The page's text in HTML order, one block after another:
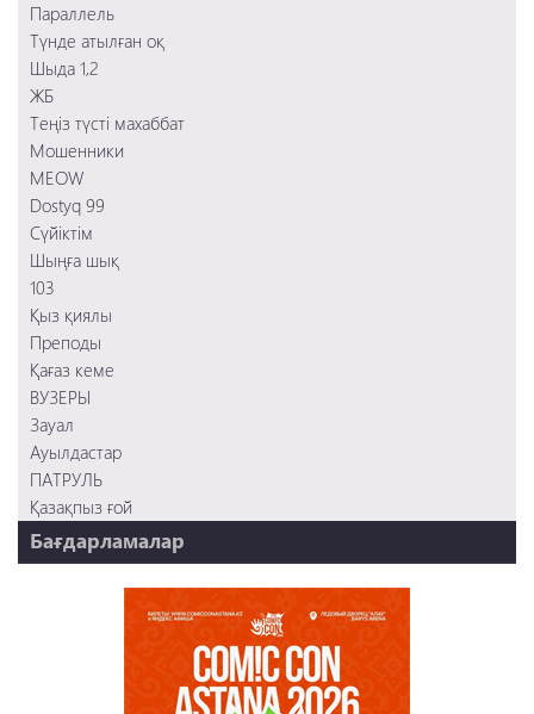
Заложница 2
Смертельное шоссе
Преподы
Қағаз кеме
103
Шыңға шық
Сүйіктім
Мошенники
Параллель
Түнде атылған оқ
Шыда 1,2
ЖБ
Теңіз түсті махаббат
Мошенники
MEOW
Dostyq 99
Сүйіктім
Шыңға шық
103
Қыз қиялы
Преподы
Қағаз кеме
ВУЗЕРЫ
Зауал
Ауылдастар
ПАТРУЛЬ
Қазақпыз ғой
Бағдарламалар